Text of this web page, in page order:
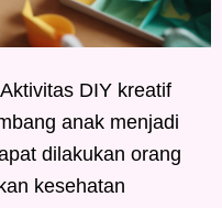
DIY kreatif
anak menjadi
dilakukan orang
kesehatan